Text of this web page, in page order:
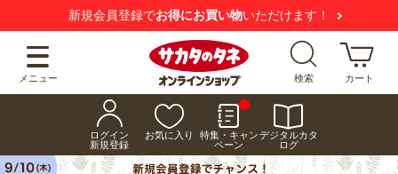
新規会員登録でお得にお買い物いただけます！
メニュー 検索 カート
ログイン
新規登録
お気に入り
特集・キャン
ペーン
デジタルカタ
ログ